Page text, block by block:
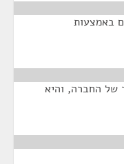
באמצעות
של החברה, והיא